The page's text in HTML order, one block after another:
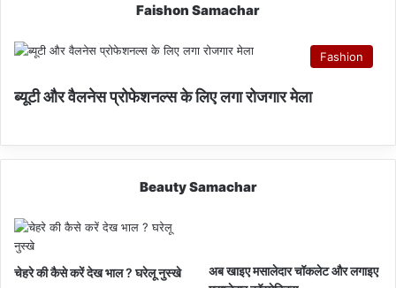
Faishon Samachar
Fashion
ब्यूटी और वैलनेस प्रोफेशनल्स के लिए लगा रोजगार मेला
Beauty Samachar
चेहरे की कैसे करें देख भाल ? घरेलू नुस्खे
अब खाइए मसालेदार चॉकलेट और लगाइए